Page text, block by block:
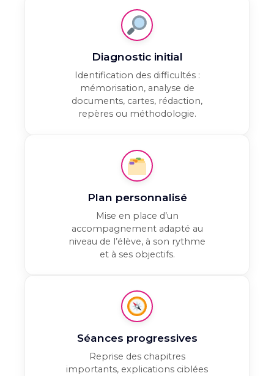
Diagnostic initial
Identification des difficultés :
mémorisation, analyse de
documents, cartes, rédaction,
repères ou méthodologie.
Plan personnalisé
Mise en place d’un
accompagnement adapté au
niveau de l’élève, à son rythme
et à ses objectifs.
Séances progressives
Reprise des chapitres
importants, explications ciblées